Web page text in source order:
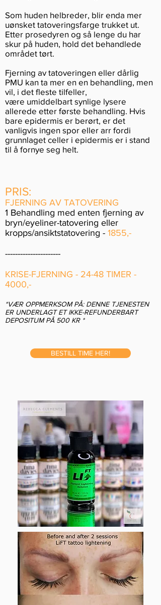
Som huden helbreder, blir enda mer
uønsket tatoveringsfarge trukket ut.
Etter prosedyren og så lenge du har
skur på huden, hold det behandlede
området tørt.
Fjerning av tatoveringen eller dårlig
PMU kan ta mer en en behandling, men
vil, i det fleste tilfeller,
være umiddelbart synlige lysere
allerede etter første behandling. Hvis
bare epidermis er berørt, er det
vanligvis ingen spor eller arr fordi
grunnlaget celler i epidermis er i stand
til å fornye seg helt.
PRIS:
FJERNING AV TATOVERING
1 Behandling med enten fjerning av
bryn/eyeliner-tatovering eller
kropps/ansiktstatovering - 1855,-
----------------------
KRISE-FJERNING - 24-48 TIMER -
4000,-
*VÆR OPPMERKSOM PÅ: DENNE TJENESTEN
ER UNDERLAGT ET IKKE-REFUNDERBART
DEPOSITUM PÅ 500 KR *
BESTILL TIME HER!